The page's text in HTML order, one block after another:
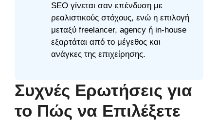
SEO γίνεται σαν επένδυση με
ρεαλιστικούς στόχους, ενώ η επιλογή
μεταξύ freelancer, agency ή in-house
εξαρτάται από το μέγεθος και
ανάγκες της επιχείρησης.
Συχνές Ερωτήσεις για
το Πώς να Επιλέξετε